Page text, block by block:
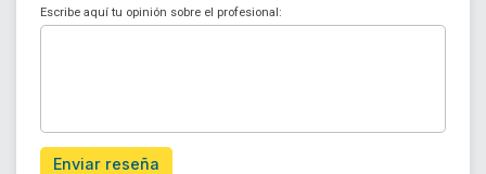
Escribe aquí tu opinión sobre el profesional:
Enviar reseña